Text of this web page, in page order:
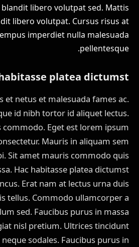
blandit libero volutpat sed. Mattis
libero volutpat. Cursus risus at
imperdiet nulla malesuada
pellentesque.
platea dictumst
et netus et malesuada fames ac.
id nibh tortor id aliquet lectus.
Eget est lorem ipsum
Mauris in aliquam sem
Sit amet mauris commodo quis
Hac habitasse platea dictumst
Erat nam at lectus urna duis
tellus. Commodo ullamcorper a
sed. Faucibus purus in massa
nisl pretium. Ultrices tincidunt
sodales. Faucibus purus in